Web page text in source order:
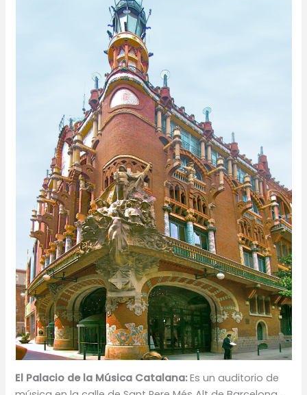
El Palacio de la Música Catalana:Es un auditorio de